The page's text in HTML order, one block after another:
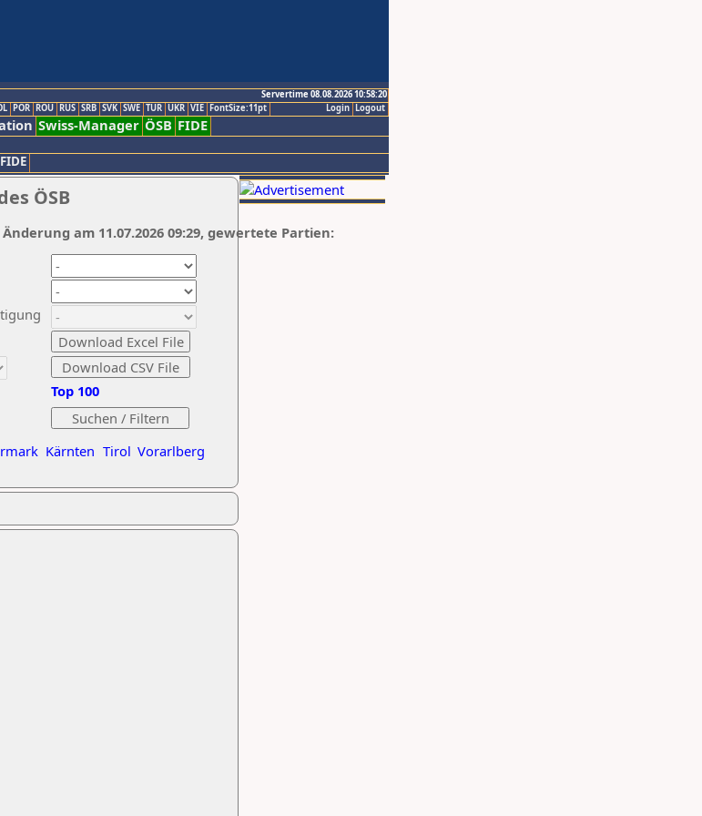
Servertime 08.08.2026 10:58:20
Logout
Login
POR ROU RUS SRB SVK SWE TUR UKR VIE FontSize:11pt
Swiss-Manager ÖSB FIDE
ÖSB
Kärnten Tirol Vorarlberg
Top 100
am 11.07.2026 09:29, gewertete Partien: